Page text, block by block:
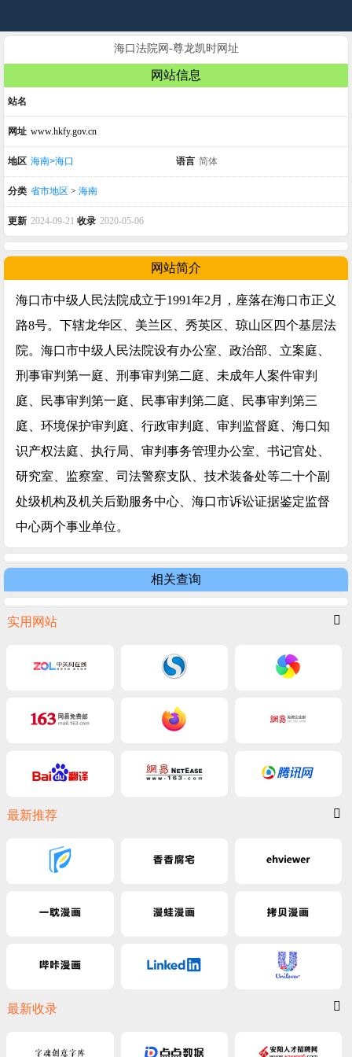
海口法院网-尊龙凯时网址
网站信息
站名
网址 www.hkfy.gov.cn
地区 海南>海口 语言 简体
分类 省市地区 > 海南
更新 2024-09-21 收录 2020-05-06
网站简介
海口市中级人民法院成立于1991年2月，座落在海口市正义
路8号。下辖龙华区、美兰区、秀英区、琼山区四个基层法
院。海口市中级人民法院设有办公室、政治部、立案庭、
刑事审判第一庭、刑事审判第二庭、未成年人案件审判
庭、民事审判第一庭、民事审判第二庭、民事审判第三
庭、环境保护审判庭、行政审判庭、审判监督庭、海口知
识产权法庭、执行局、审判事务管理办公室、书记官处、
研究室、监察室、司法警察支队、技术装备处等二十个副
处级机构及机关后勤服务中心、海口市诉讼证据鉴定监督
中心两个事业单位。
相关查询
实用网站
最新推荐
最新收录